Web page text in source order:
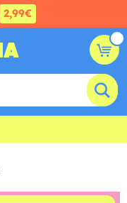
2,99€